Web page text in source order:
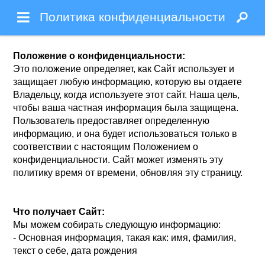
Политика конфиденциальности
Положение о конфиденциальности:
Это положение определяет, как Сайт использует и
защищает любую информацию, которую вы отдаете
Владельцу, когда используете этот сайт. Наша цель,
чтобы ваша частная информация была защищена.
Пользователь предоставляет определенную
информацию, и она будет использоваться только в
соответствии с настоящим Положением о
конфиденциальности. Сайт может изменять эту
политику время от времени, обновляя эту страницу.
Что получает Сайт:
Мы можем собирать следующую информацию:
- Основная информация, такая как: имя, фамилия,
текст о себе, дата рождения